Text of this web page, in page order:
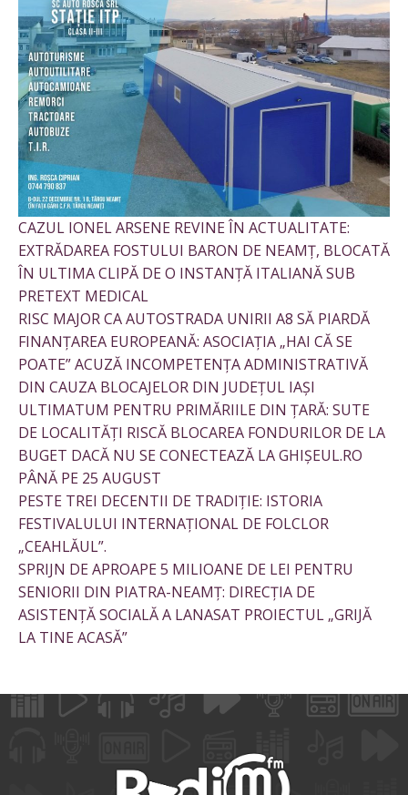
CAZUL IONEL ARSENE REVINE ÎN ACTUALITATE:
EXTRĂDAREA FOSTULUI BARON DE NEAMȚ, BLOCATĂ
ÎN ULTIMA CLIPĂ DE O INSTANȚĂ ITALIANĂ SUB
PRETEXT MEDICAL
RISC MAJOR CA AUTOSTRADA UNIRII A8 SĂ PIARDĂ
FINANȚAREA EUROPEANĂ: ASOCIAȚIA „HAI CĂ SE
POATE” ACUZĂ INCOMPETENȚA ADMINISTRATIVĂ
DIN CAUZA BLOCAJELOR DIN JUDEȚUL IAȘI
ULTIMATUM PENTRU PRIMĂRIILE DIN ȚARĂ: SUTE
DE LOCALITĂȚI RISCĂ BLOCAREA FONDURILOR DE LA
BUGET DACĂ NU SE CONECTEAZĂ LA GHIȘEUL.RO
PÂNĂ PE 25 AUGUST
PESTE TREI DECENTII DE TRADIȚIE: ISTORIA
FESTIVALULUI INTERNAȚIONAL DE FOLCLOR
„CEAHLĂUL”.
SPRIJN DE APROAPE 5 MILIOANE DE LEI PENTRU
SENIORII DIN PIATRA-NEAMȚ: DIRECȚIA DE
ASISTENȚĂ SOCIALĂ A LANASAT PROIECTUL „GRIJĂ
LA TINE ACASĂ”